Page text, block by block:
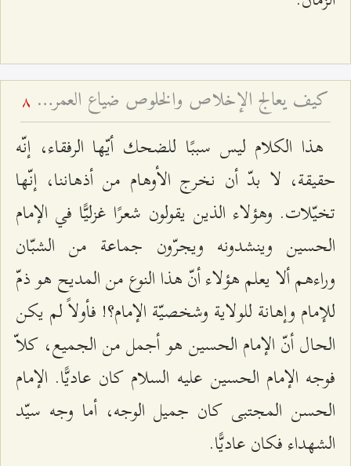
كيف يعالج الإخلاص والخلوص ضياع العمر باطلاً؟ 8
هذا الكلام ليس سببًا للضحك أيّها الرفقاء، إنّه
حقيقة، لا بدّ أن نخرج الأوهام من أذهاننا، إنّها
تخيّلات. وهؤلاء الذين يقولون شعرًا غزليًّا في الإمام
الحسين وينشدونه ويجرّون جماعة من الشبّان
وراءهم ألا يعلم هؤلاء أنّ هذا النوع من المديح هو ذمّ
للإمام وإهانة للولاية وشخصيّة الإمام؟! فأولاً لم يكن
الحال أنّ الإمام الحسين هو أجمل من الجميع، كلاّ
فوجه الإمام الحسين عليه السلام كان عاديًّا. الإمام
الحسن المجتبى كان جميل الوجه، أما وجه سيّد
الشهداء فكان عاديًّا.